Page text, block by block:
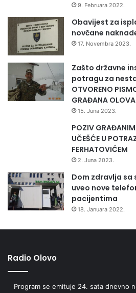
9. Februara 2022.
Obavijest za
novčane
17. Novembra 2023.
Zašto državne
potragu za
OTVORENO
GRAĐANA OLOVA
15. Juna 2023.
POZIV
UČEŠĆE U
FERHATOVIĆEM
2. Juna 2023.
Dom zdravlja
uveo nove
pacijentima
18. Januara 2022.
Radio Olovo
Program se emituje 24. sata dnevno